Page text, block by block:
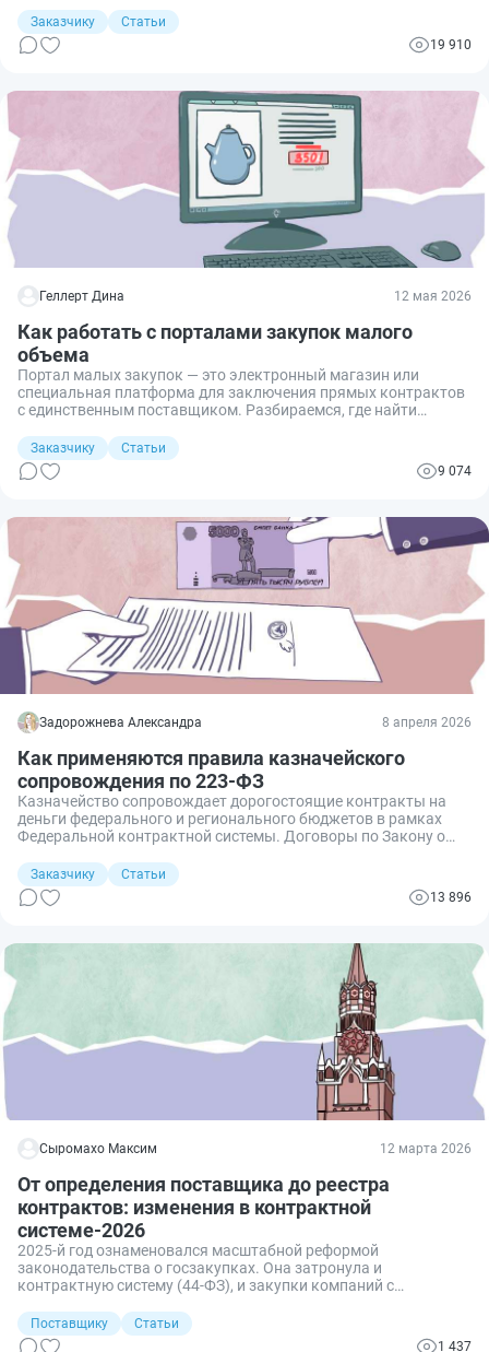
Заказчику
Статьи
19 910
Геллерт Дина 12 мая 2026
Как работать с порталами закупок малого
объема
Портал малых закупок — это электронный магазин или
специальная платформа для заключения прямых контрактов
с единственным поставщиком. Разбираемся, где найти
Заказчику
Статьи
9 074
Задорожнева Александра 8 апреля 2026
Как применяются правила казначейского
сопровождения по 223-ФЗ
Казначейство сопровождает дорогостоящие контракты на
деньги федерального и регионального бюджетов в рамках
Федеральной контрактной системы. Договоры по Закону о
Казначействе. Но с базовым и расширенным казначейским
сопровождением по 223-ФЗ всё обстоит немного сложнее.
Заказчику
Статьи
13 896
Сыромахо Максим 12 марта 2026
От определения поставщика до реестра
контрактов: изменения в контрактной
системе-2026
2025-й год ознаменовался масштабной реформой
законодательства о госзакупках. Она затронула и
контрактную систему (44-ФЗ), и закупки компаний с
унификация и изменение правил национального режима.
Между тем отрасль продолжает совершенствоваться: немало
Поставщику
Статьи
1 437